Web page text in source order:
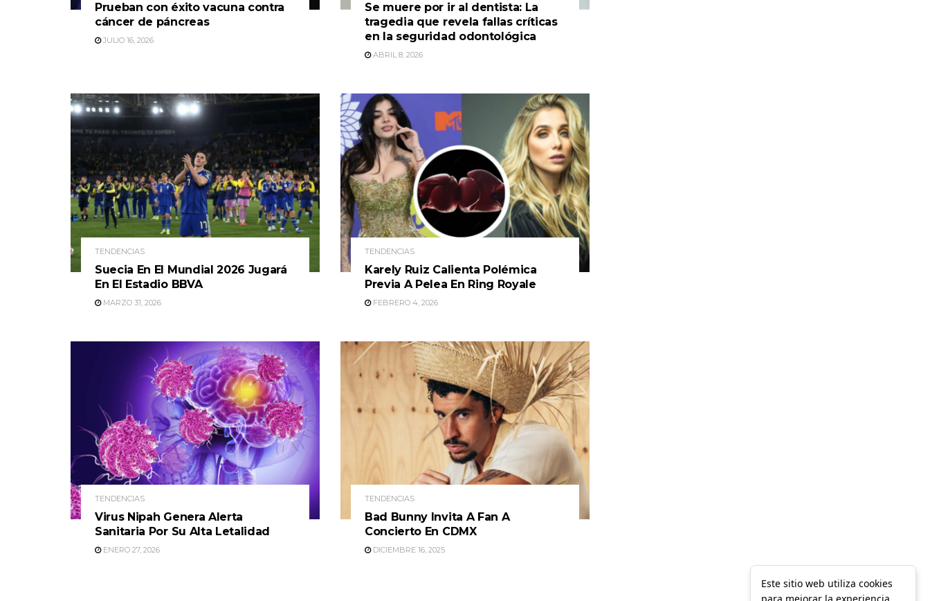
Prueban con éxito vacuna contra
cáncer de páncreas
JULIO 16, 2026
Se muere por ir al dentista: La
tragedia que revela fallas críticas
en la seguridad odontológica
ABRIL 8, 2026
TENDENCIAS
Suecia En El Mundial 2026 Jugará
En El Estadio BBVA
MARZO 31, 2026
TENDENCIAS
Karely Ruiz Calienta Polémica
Previa A Pelea En Ring Royale
FEBRERO 4, 2026
TENDENCIAS
Virus Nipah Genera Alerta
Sanitaria Por Su Alta Letalidad
ENERO 27, 2026
TENDENCIAS
Bad Bunny Invita A Fan A
Concierto En CDMX
DICIEMBRE 16, 2025
Este sitio web utiliza cookies
para mejorar la experiencia